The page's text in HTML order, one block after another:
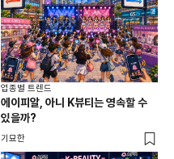
업종별 트렌드
에이피알, 아니 K뷰티는 영속할 수
있을까?
기묘한